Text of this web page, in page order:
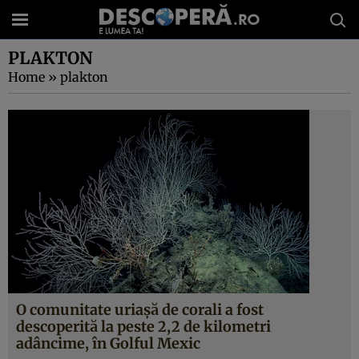
PLAKTON
Home » plakton
O comunitate uriaşă de corali a fost
descoperită la peste 2,2 de kilometri
adâncime, în Golful Mexic